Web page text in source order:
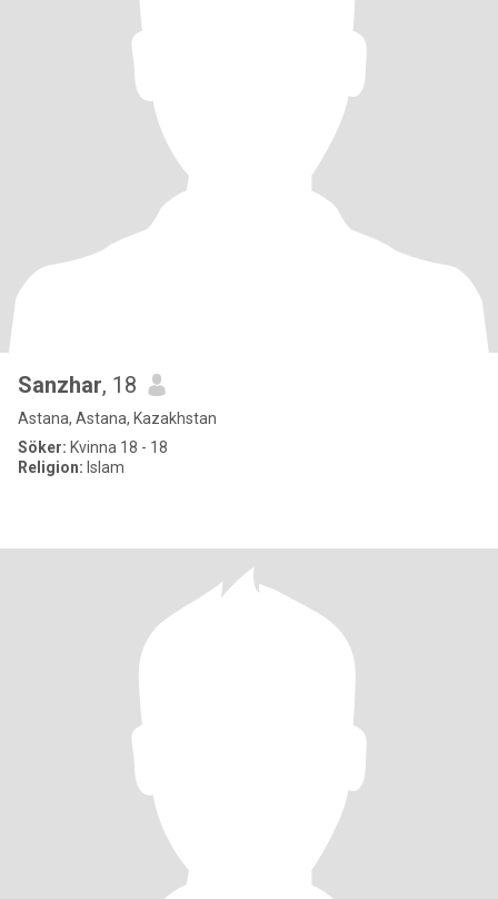
Sanzhar, 18
Astana, Astana, Kazakhstan
Söker: Kvinna 18 - 18
Religion: Islam